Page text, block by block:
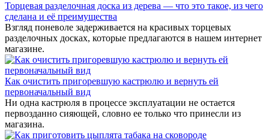
Торцевая разделочная доска из дерева — что это такое, из чего
сделана и её преимущества
Взгляд поневоле задерживается на красивых торцевых
разделочных досках, которые предлагаются в нашем интернет
магазине.
Как очистить пригоревшую кастрюлю и вернуть ей
первоначальный вид
Ни одна кастрюля в процессе эксплуатации не остается
первозданно сияющей, словно ее только что принесли из
магазина.